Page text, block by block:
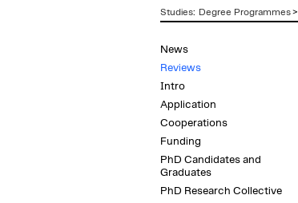
Studies: Degree Programmes>
News
Reviews
Intro
Application
Cooperations
Funding
PhD Candidates and
Graduates
PhD Research Collective